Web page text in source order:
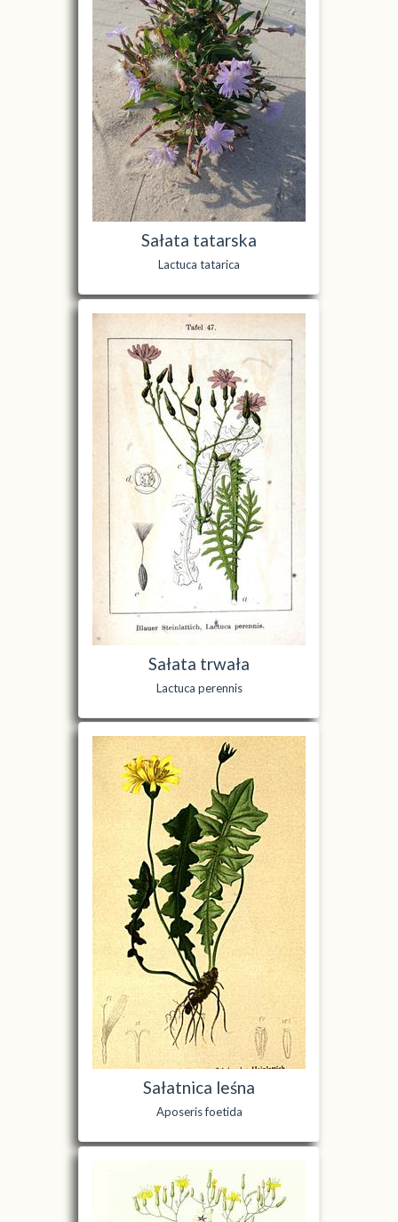
Sałata tatarska
Lactuca tatarica
Sałata trwała
Lactuca perennis
Sałatnica leśna
Aposeris foetida